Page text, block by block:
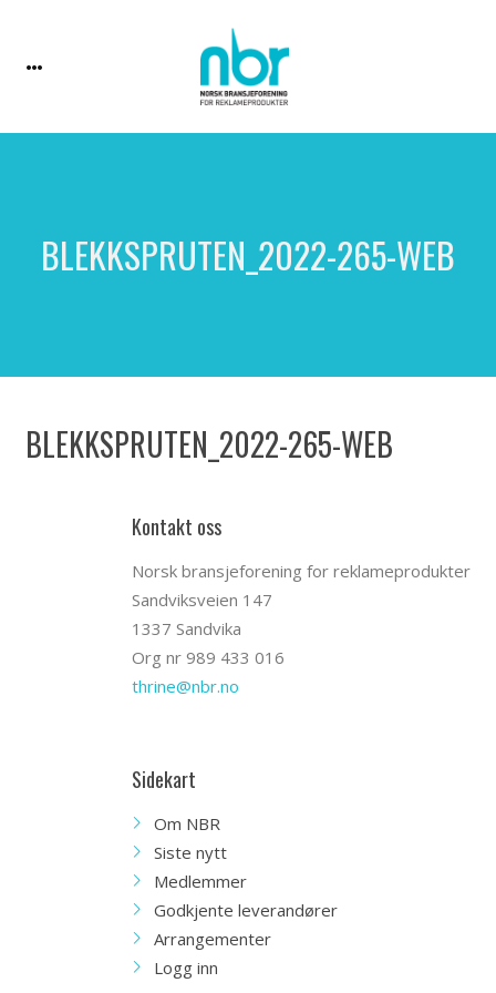
BLEKKSPRUTEN_2022-265-WEB
BLEKKSPRUTEN_2022-265-WEB
Kontakt oss
Norsk bransjeforening for reklameprodukter
Sandviksveien 147
1337 Sandvika
Org nr 989 433 016
thrine@nbr.no
Sidekart
Om NBR
Siste nytt
Medlemmer
Godkjente leverandører
Arrangementer
Logg inn